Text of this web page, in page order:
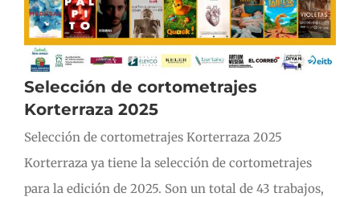
Selección de cortometrajes
Korterraza 2025
Selección de cortometrajes Korterraza 2025
Korterraza ya tiene la selección de cortometrajes
para la edición de 2025. Son un total de 43 trabajos,